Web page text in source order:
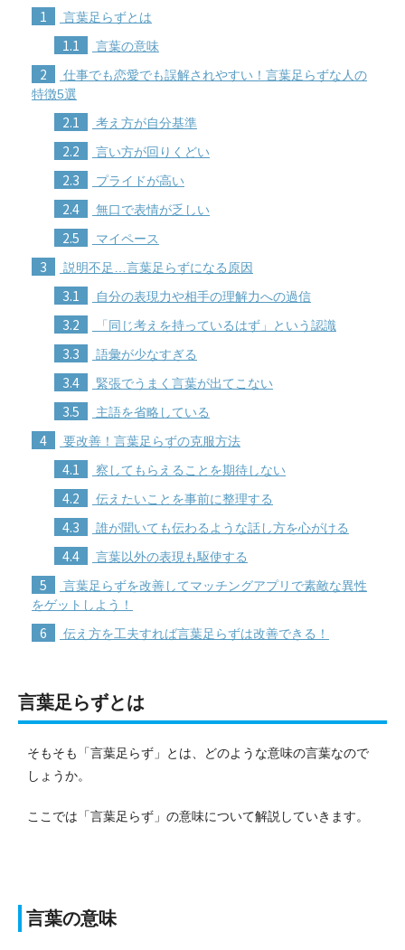
1 言葉足らずとは
1.1 言葉の意味
2
仕事でも恋愛でも誤解されやすい！言葉足らずな人の
特徴5選
2.1 考え方が自分基準
2.2 言い方が回りくどい
2.3 プライドが高い
2.4 無口で表情が乏しい
2.5 マイペース
3 説明不足…言葉足らずになる原因
3.1 自分の表現力や相手の理解力への過信
3.2 「同じ考えを持っているはず」という認識
3.3 語彙が少なすぎる
3.4 緊張でうまく言葉が出てこない
3.5 主語を省略している
4 要改善！言葉足らずの克服方法
4.1 察してもらえることを期待しない
4.2 伝えたいことを事前に整理する
4.3 誰が聞いても伝わるような話し方を心がける
4.4 言葉以外の表現も駆使する
5
言葉足らずを改善してマッチングアプリで素敵な異性
をゲットしよう！
6 伝え方を工夫すれば言葉足らずは改善できる！
言葉足らずとは
そもそも「言葉足らず」とは、どのような意味の言葉なので
しょうか。
ここでは「言葉足らず」の意味について解説していきます。
言葉の意味